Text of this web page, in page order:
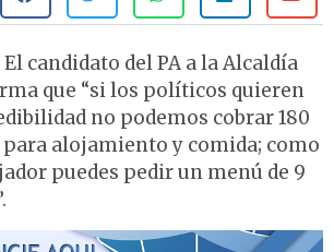
candidato del PA a la Alcaldía
que “si los políticos quieren
no podemos cobrar 180
para alojamiento y comida; como
puedes pedir un menú de 9